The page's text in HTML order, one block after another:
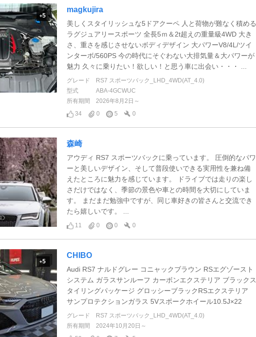
+5
magkujira
美しくスタイリッシュな5ドアクーペ 人と荷物が難なく積める
ラグジュアリースポーツ 全長5ｍ＆2t超えの重量級4WD 大き
さ、重さを感じさせないボディデザイン 大パワーV8/4L/ツイ
ンターボ/560PS 今の時代にそぐわない大排気量＆大パワーが
魅力 久々に乗りたい！欲しい！と思う車に出会い・・・ ...
グレード
RS7 スポーツバック_LHD_4WD(AT_4.0)
型式
ABA-4GCWUC
所有期間
2026年8月2日～
34
0 5 0
森崎
アウディ RS7 スポーツバックに乗っています。 圧倒的なパワ
ーと美しいデザイン、そして普段使いできる実用性を兼ね備
えたところに魅力を感じています。 ドライブでは走りの楽し
さだけではなく、季節の景色や車との時間を大切にしていま
す。 まだまだ勉強中ですが、同じ車好きの皆さんと交流でき
たら嬉しいです。 ...
11 0 0 0
+5
CHIBO
Audi RS7 ナルドグレー コニャックブラウン RSエグゾースト
システム ガラスサンルーフ カーボンエクステリア ブラックス
タイリングパッケージ グロッシーブラックRSエクステリア
サンプロテクションガラス 5Vスポークホイール10.5J×22
グレード
RS7 スポーツバック_LHD_4WD(AT_4.0)
所有期間
2024年10月20日～